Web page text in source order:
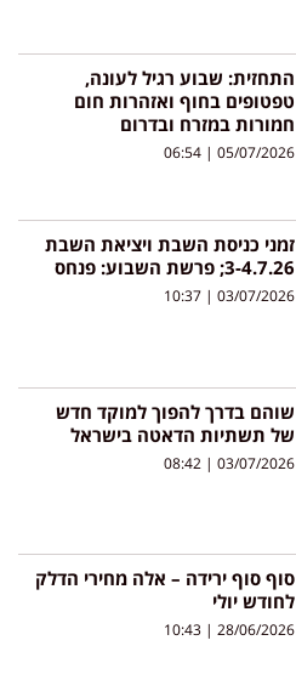
התחזית: שבוע רגיל לעונה,
טפטופים בחוף ואזהרות חום
חמורות במזרח ובדרום
05/07/2026
זמני כניסת השבת ויציאת השבת
3-4.7.26; פרשת השבוע: פנחס
03/07/2026
שוהם בדרך להפוך למוקד חדש
של תשתיות הדאטה בישראל
03/07/2026
סוף סוף ירידה – אלה מחירי הדלק
לחודש יולי
28/06/2026